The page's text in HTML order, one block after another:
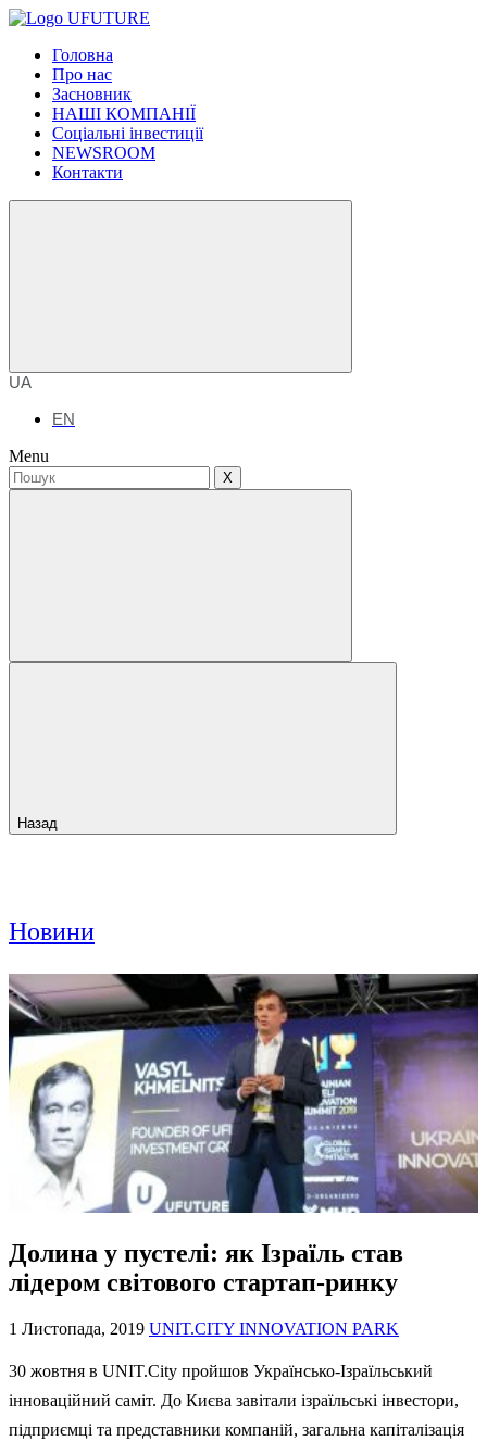
Головна
Про нас
Засновник
НАШІ КОМПАНІЇ
Соціальні інвестиції
NEWSROOM
Контакти
UA
EN
Menu
X
Назад
Новини
Долина у пустелі: як Ізраїль став
лідером світового стартап-ринку
1 Листопада, 2019 UNIT.CITY INNOVATION PARK
30 жовтня в UNIT.City пройшов Українсько-Ізраїльський
інноваційний саміт. До Києва завітали ізраїльські інвестори,
підприємці та представники компаній, загальна капіталізація